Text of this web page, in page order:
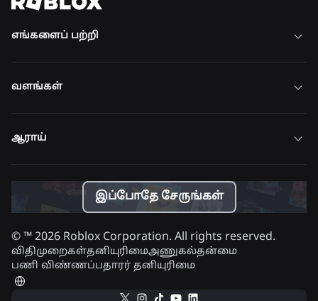
எங்களைப் பற்றி
வளங்கள்
ஆராய்
இப்போதே சேருங்கள்
© ™ 2026 Roblox Corporation. All rights reserved.
விதிமுறைகள்தனியுரிமைஅணுகல்தன்மை
பணி விண்ணப்பதாரர் தனியுரிமை